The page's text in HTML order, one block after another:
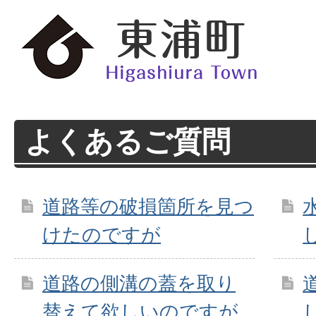
よくあるご質問
道路等の破損箇所を見つ
けたのですが
道路の側溝の蓋を取り
替えて欲しいのですが